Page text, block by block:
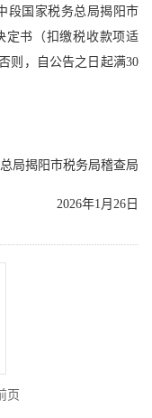
段国家税务总局揭阳市
定书（扣缴税收款项适
则，自公告之日起满30
局揭阳市税务局稽查局
2026年1月26日
页